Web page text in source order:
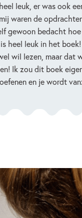
leuk, er was ook
waren de
gewoon bedacht
heel leuk in het
wil lezen, maar dat
Ik zou dit boek
en je wordt